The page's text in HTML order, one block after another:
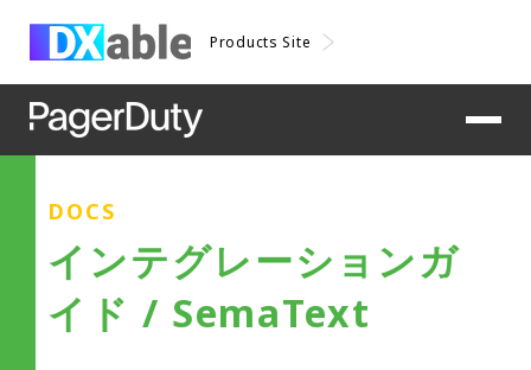
Products Site
DOCS
インテグレーションガ
イド / SemaText